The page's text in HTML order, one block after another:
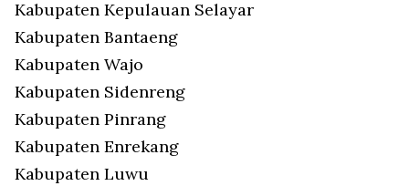
Kabupaten Kepulauan Selayar
Kabupaten Bantaeng
Kabupaten Wajo
Kabupaten Sidenreng
Kabupaten Pinrang
Kabupaten Enrekang
Kabupaten Luwu